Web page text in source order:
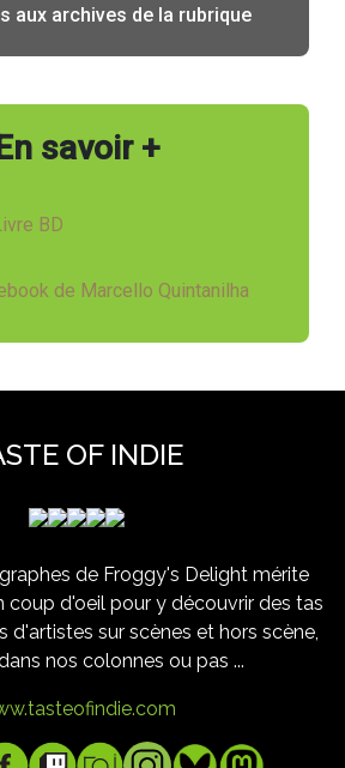
aux archives de la rubrique
En savoir +
BD
de Marcello Quintanilha
OF INDIE
de Froggy's Delight mérite
coup d'oeil pour y découvrir des tas
d'artistes sur scènes et hors scène,
nos colonnes ou pas ...